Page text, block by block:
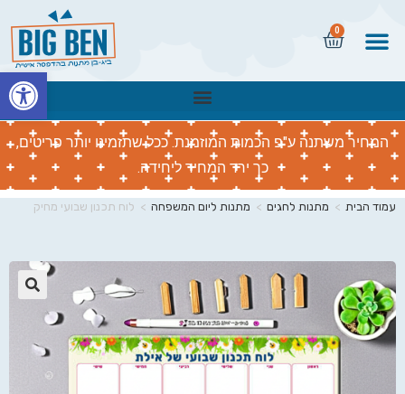
0
המחיר משתנה ע"פ הכמות המוזמנת. ככל שתזמינו יותר פריטים,
כך ירד המחיר ליחידה.
עמוד הבית > מתנות לחגים > מתנות ליום המשפחה > לוח תכנון שבועי מחיק